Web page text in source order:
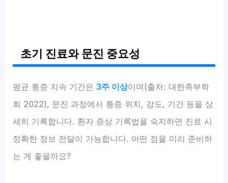
초기 진료와 문진 중요성
평균 통증 지속 기간은 3주 이상이며(출처: 대한족부학
회 2022), 문진 과정에서 통증 위치, 강도, 기간 등을 상
세히 기록합니다. 환자 증상 기록법을 숙지하면 진료 시
정확한 정보 전달이 가능합니다. 어떤 점을 미리 준비하
는 게 좋을까요?